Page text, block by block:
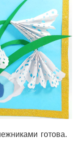
готова.